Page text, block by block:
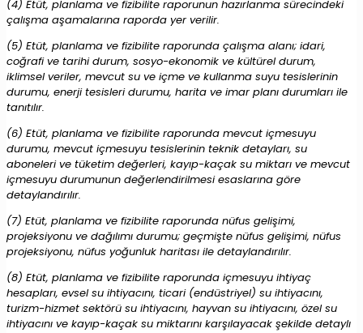
(4) Etüt, planlama ve fizibilite raporunun hazırlanma sürecindeki
çalışma aşamalarına raporda yer verilir.
(5) Etüt, planlama ve fizibilite raporunda çalışma alanı; idari,
coğrafi ve tarihi durum, sosyo-ekonomik ve kültürel durum,
iklimsel veriler, mevcut su ve içme ve kullanma suyu tesislerinin
durumu, enerji tesisleri durumu, harita ve imar planı durumları ile
tanıtılır.
(6) Etüt, planlama ve fizibilite raporunda mevcut içmesuyu
durumu, mevcut içmesuyu tesislerinin teknik detayları, su
aboneleri ve tüketim değerleri, kayıp-kaçak su miktarı ve mevcut
içmesuyu durumunun değerlendirilmesi esaslarına göre
detaylandırılır.
(7) Etüt, planlama ve fizibilite raporunda nüfus gelişimi,
projeksiyonu ve dağılımı durumu; geçmişte nüfus gelişimi, nüfus
projeksiyonu, nüfus yoğunluk haritası ile detaylandırılır.
(8) Etüt, planlama ve fizibilite raporunda içmesuyu ihtiyaç
hesapları, evsel su ihtiyacını, ticari (endüstriyel) su ihtiyacını,
turizm-hizmet sektörü su ihtiyacını, hayvan su ihtiyacını, özel su
ihtiyacını ve kayıp-kaçak su miktarını karşılayacak şekilde detaylı